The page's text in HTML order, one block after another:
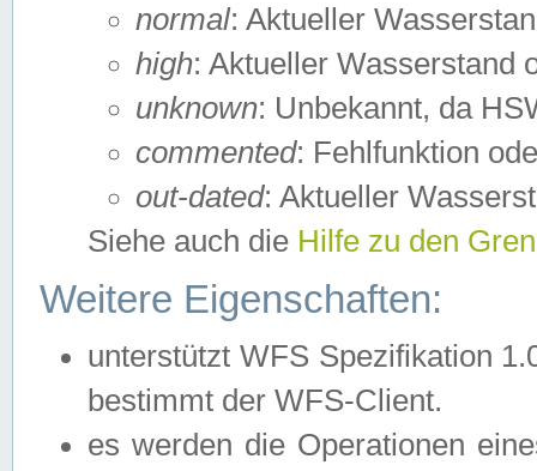
normal: Aktueller
high: Aktueller Wasserstand
unknown: Unbekannt, da
commented: Fehlfunktion
out-dated: Aktueller
Siehe auch die Hilfe zu den
Weitere Eigenschaften:
unterstützt WFS Spezifikation
bestimmt der WFS-Client.
es werden die Operationen